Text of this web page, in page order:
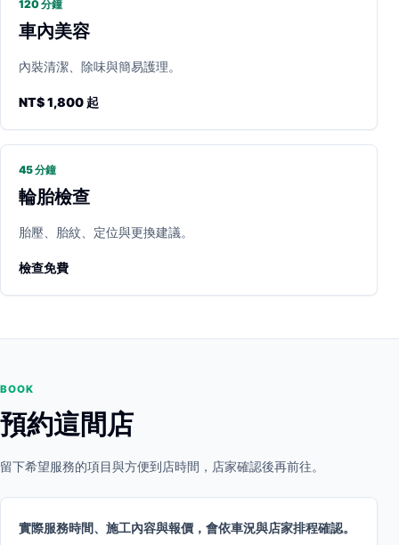
120 分鐘
車內美容
內裝清潔、除味與簡易護理。
NT$ 1,800 起
45 分鐘
輪胎檢查
胎壓、胎紋、定位與更換建議。
檢查免費
BOOK
預約這間店
留下希望服務的項目與方便到店時間，店家確認後再前往。
實際服務時間、施工內容與報價，會依車況與店家排程確認。